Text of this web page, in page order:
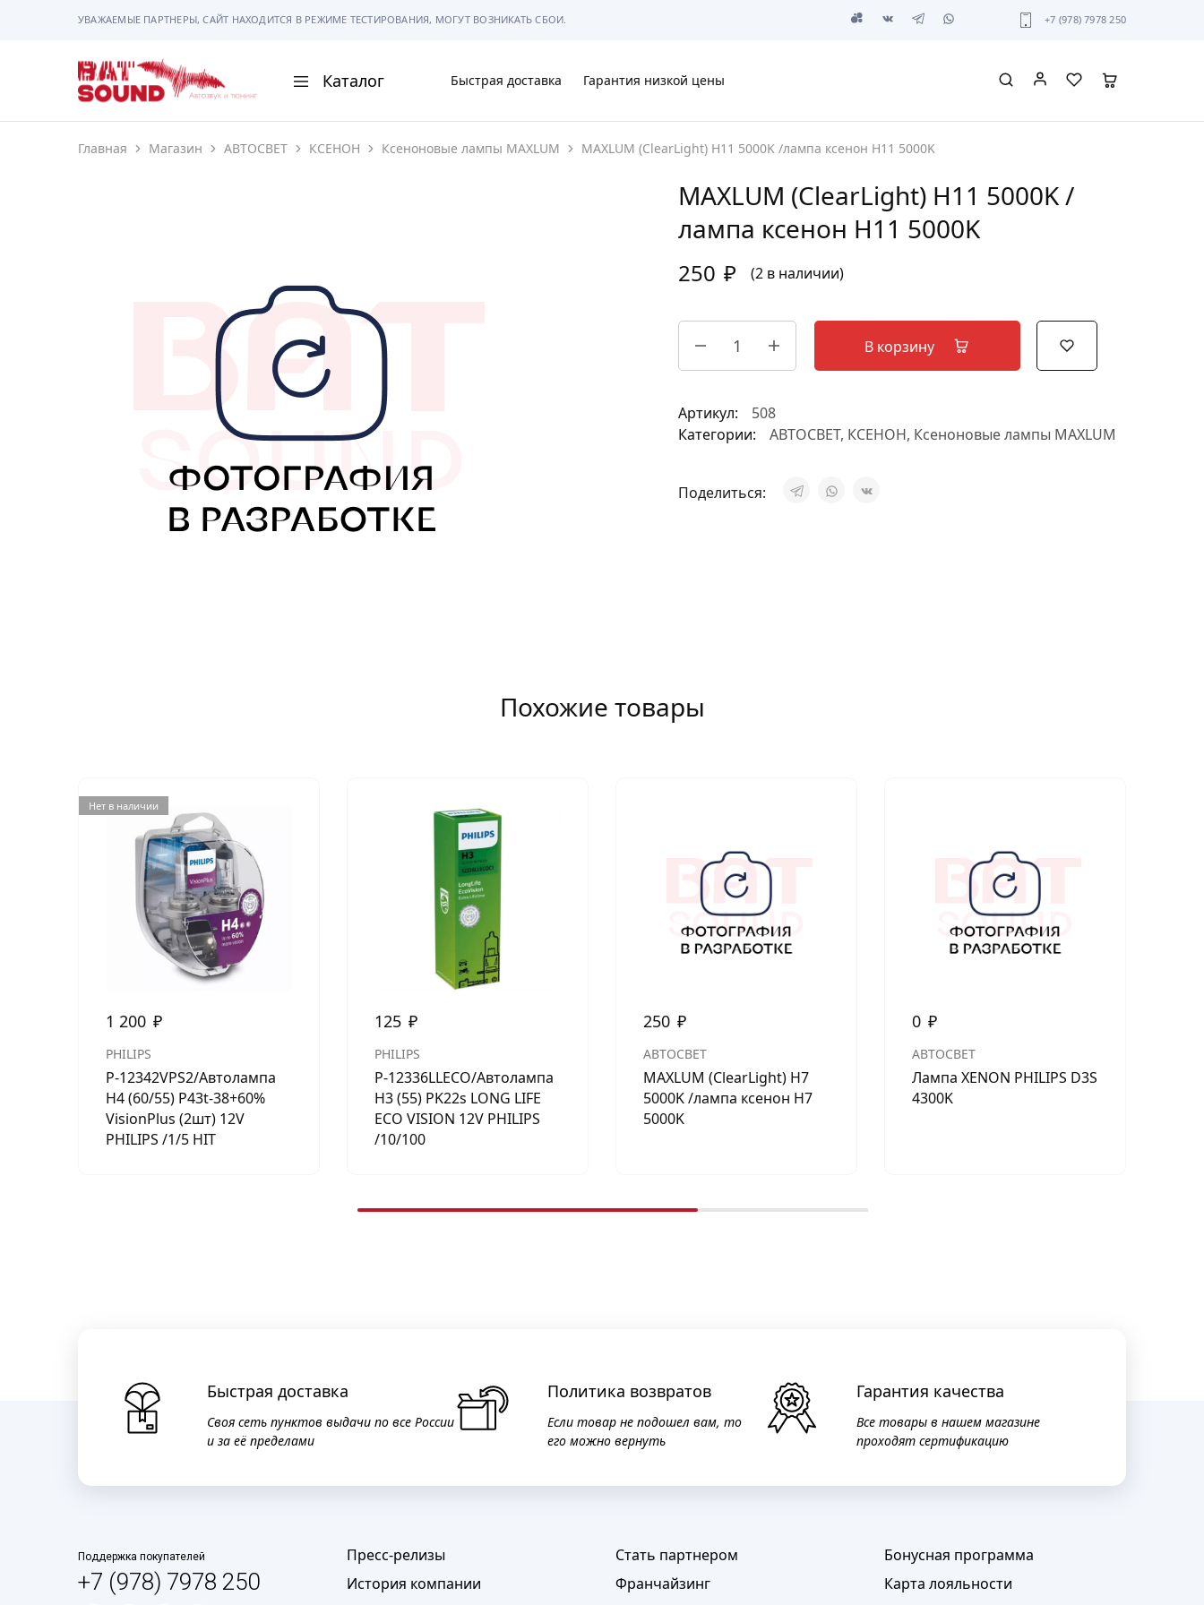
УВАЖАЕМЫЕ ПАРТНЕРЫ, САЙТ НАХОДИТСЯ В РЕЖИМЕ ТЕСТИРОВАНИЯ, МОГУТ ВОЗНИКАТЬ СБОИ. +7 (978) 7978 250
BAT
Sound
Каталог
АВТОМАГНИТОЛЫ
ГАДЖЕТЫ
СИГНАЛИЗАЦИИ
ПОМОЩЬ ПРИ ПАРКОВКЕ
МУЗЫКАЛЬНЫЕ АКСЕССУАРЫ
САБВУФЕРЫ
ШУМОИЗОЛЯЦИЯ
Быстрая доставка Гарантия низкой цены
Главная Магазин АВТОСВЕТ КСЕНОН Ксеноновые лампы MAXLUM MAXLUM (ClearLight) H11 5000K /лампа ксенон H11 5000K
MAXLUM (ClearLight) H11 5000K /
лампа ксенон H11 5000K
250 ₽ (2 в наличии)
В корзину
Артикул:
508
Категории:
АВТОСВЕТ, КСЕНОН, Ксеноновые лампы MAXLUM
Поделиться:
Похожие товары
Нет в наличии
1 200 ₽
PHILIPS
P-12342VPS2/Автолампа
H4 (60/55) P43t-38+60%
VisionPlus (2шт) 12V
PHILIPS /1/5 HIT
125 ₽
PHILIPS
P-12336LLECO/Автолампа
H3 (55) PK22s LONG LIFE
ECO VISION 12V PHILIPS
/10/100
250 ₽
АВТОСВЕТ
MAXLUM (ClearLight) H7
5000K /лампа ксенон H7
5000K
0 ₽
АВТОСВЕТ
Лампа XENON PHILIPS D3S
4300K
Быстрая доставка
Своя сеть пунктов выдачи по все России
и за её пределами
Политика возвратов
Если товар не подошел вам, то
его можно вернуть
Гарантия качества
Все товары в нашем магазине
проходят сертификацию
Поддержка покупателей
+7 (978) 7978 250
Пресс-релизы
История компании
Стать партнером
Франчайзинг
Бонусная программа
Карта лояльности